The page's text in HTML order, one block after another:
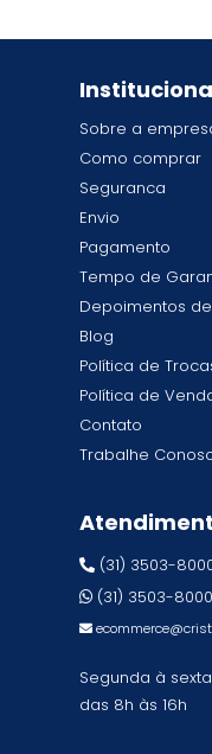
Sobre a
Como comprar
Seguranca
Envio
Pagamento
Tempo de
Depoimentos
Blog
Política de
Política de
Contato
Trabalhe
(31) 3503-
(31) 3503-8000
Segunda à
das 8h às 16h